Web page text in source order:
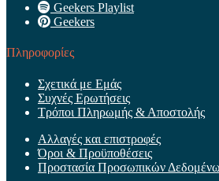
Geekers Playlist
Geekers
Πληροφορίες
Σχετικά με Εμάς
Συχνές Ερωτήσεις
Τρόποι Πληρωμής & Αποστολής
Αλλαγές και επιστροφές
Όροι & Προϋποθέσεις
Προστασία Προσωπικών